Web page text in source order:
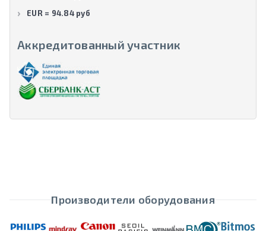
EUR = 94.84 руб
Аккредитованный участник
Производители оборудования